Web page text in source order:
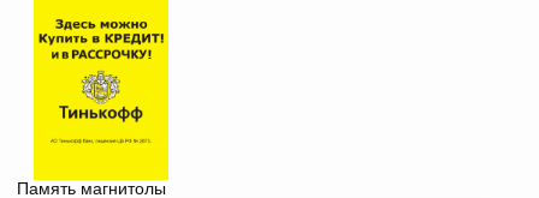
Память магнитолы